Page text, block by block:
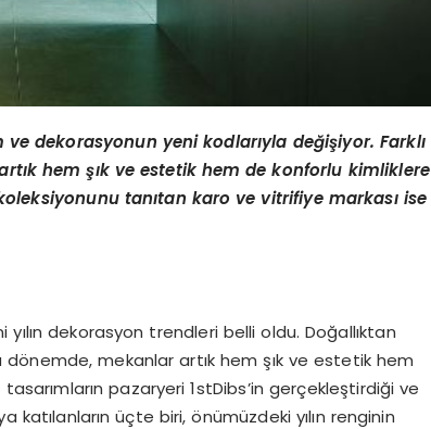
ve dekorasyonun yeni kodlarıyla değişiyor. Farklı
hem şık ve estetik hem de konforlu kimliklere
tanıtan karo ve vitrifiye markası ise
dekorasyon trendleri belli oldu. Doğallıktan
dönemde, mekanlar artık hem şık ve estetik hem
pazaryeri 1stDibs’in gerçekleştirdiği ve
katılanların üçte biri, önümüzdeki yılın renginin